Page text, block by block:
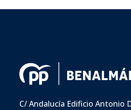
C/ Andalucía Edificio Antonio